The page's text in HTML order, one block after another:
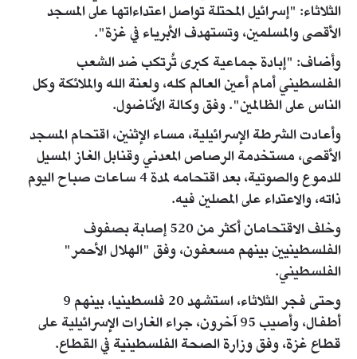
الثلاثاء: "إسرائيل المحتلة تواصل اعتداءاتها على المسجد
الأقصى والمسلمين، وتستهدف الأبرياء في غزة".
وأضاف: "إبادة جماعية كبرى تُرتكب ضد الشعب
الفلسطيني أمام أعين العالم كله، ولعنة الله والملائكة وكل
الناس على الظالمين". وفق وكالة الأناضول.
وأعادت الشرطة الإسرائيلية، مساء الإثنين، اقتحام المسجد
الأقصى، مستخدمة الرصاص المعدني وقنابل الغاز المسيل
للدموع والصوتية، بعد اقتحامه لمدة 4 ساعات صباح اليوم
ذاته، والاعتداء على المصلين فيه.
وخلف الاقتحامان أكثر من 520 إصابة بصفوف
الفلسطينيين بينهم مسعفون، وفق "الهلال الأحمر"
الفلسطيني.
وحتى فجر الثلاثاء، استشهد 20 فلسطينيا، بينهم 9
أطفال، وأصيب 95 آخرون، جراء الغارات الإسرائيلية على
قطاع غزة، وفق وزارة الصحة الفلسطينية في القطاع.